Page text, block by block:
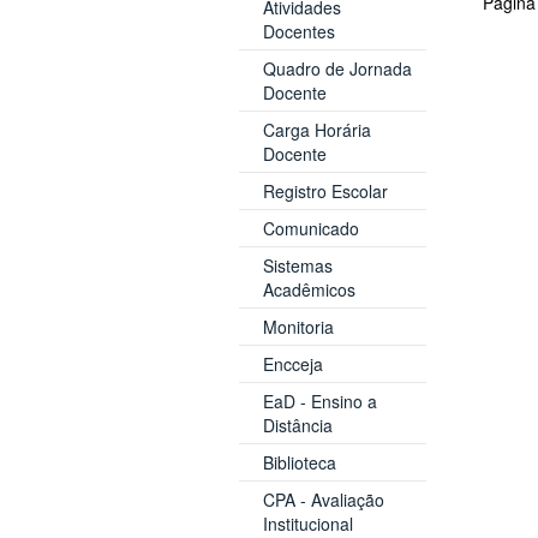
Atividades
Docentes
Quadro de Jornada
Docente
Carga Horária
Docente
Registro Escolar
Comunicado
Sistemas
Acadêmicos
Monitoria
Encceja
EaD - Ensino a
Distância
Biblioteca
CPA - Avaliação
Institucional